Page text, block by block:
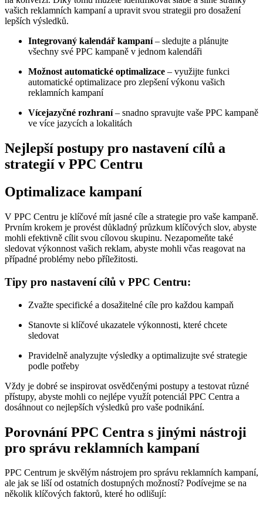
vašich reklamních kampaní a upravit svou strategii pro dosažení
lepších výsledků.
Integrovaný kalendář kampaní– sledujte a plánujte
všechny své PPC kampaně v jednom kalendáři
Možnost automatické optimalizace – využijte funkci
automatické optimalizace pro zlepšení výkonu vašich
reklamních kampaní
Vícejazyčné rozhraní– snadno spravujte vaše PPC kampaně
ve více jazycích a lokalitách
Nejlepší postupy pro nastavení cílů a
strategií v PPC Centru
Optimalizace kampaní
V PPC Centru je klíčové mít jasné cíle a strategie pro vaše kampaně.
Prvním krokem je provést důkladný průzkum klíčových slov, abyste
mohli efektivně cílit svou cílovou skupinu. Nezapomeňte také
sledovat výkonnost vašich reklam, abyste mohli včas reagovat na
případné problémy nebo příležitosti.
Tipy pro nastavení cílů v PPC Centru:
Zvažte specifické a dosažitelné cíle pro každou kampaň
Stanovte si klíčové ukazatele výkonnosti, které chcete
sledovat
Pravidelně analyzujte výsledky a optimalizujte své strategie
podle potřeby
Vždy je dobré se inspirovat osvědčenými postupy a testovat různé
přístupy, abyste mohli co nejlépe využít potenciál PPC Centra a
dosáhnout co nejlepších výsledků pro vaše podnikání.
Porovnání PPC Centra s jinými nástroji
pro správu reklamních kampaní
PPC Centrum je skvělým nástrojem pro správu reklamních kampaní,
ale jak se liší od ostatních dostupných možností? Podívejme se na
několik klíčových faktorů, které ho odlišují: